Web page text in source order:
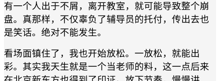
有一个人出于不屑，离开教室，就可能导致整个崩
盘。真那样，不仅辜负了辅导员的托付，传出去也
是笑话。绝对不能发生。
看场面镇住了，我也开始放松。一放松，就能出
彩。其实我天生就是一个当老师的料，这一点后来